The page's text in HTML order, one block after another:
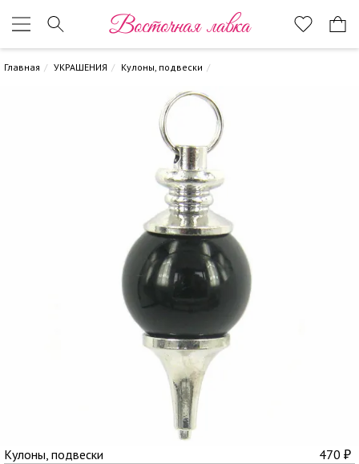
Восточная лавка
Главная УКРАШЕНИЯ Кулоны, подвески
Кулоны, подвески 470 ₽